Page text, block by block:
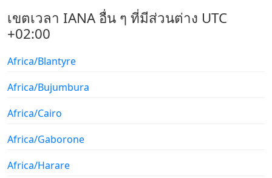
เขตเวลา IANA อื่น ๆ ที่มีส่วนต่าง UTC
+02:00
Africa/Blantyre
Africa/Bujumbura
Africa/Cairo
Africa/Gaborone
Africa/Harare